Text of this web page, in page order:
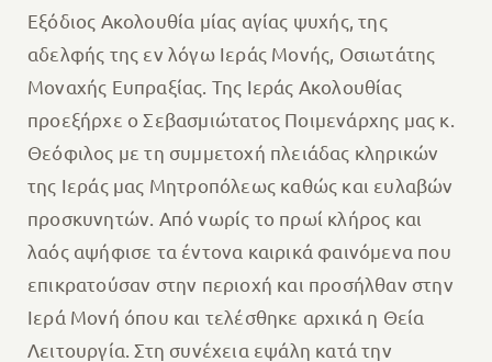
Εξόδιος Ακολουθία μίας αγίας ψυχής, της
αδελφής της εν λόγω Ιεράς Μονής, Οσιωτάτης
Μοναχής Ευπραξίας. Της Ιεράς Ακολουθίας
προεξήρχε ο Σεβασμιώτατος Ποιμενάρχης μας κ.
Θεόφιλος με τη συμμετοχή πλειάδας κληρικών
της Ιεράς μας Μητροπόλεως καθώς και ευλαβών
προσκυνητών. Από νωρίς το πρωί κλήρος και
λαός αψήφισε τα έντονα καιρικά φαινόμενα που
επικρατούσαν στην περιοχή και προσήλθαν στην
Ιερά Μονή όπου και τελέσθηκε αρχικά η Θεία
Λειτουργία. Στη συνέχεια εψάλη κατά την